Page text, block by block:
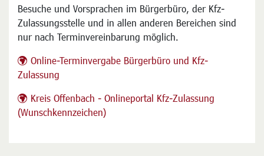
Besuche und Vorsprachen im Bürgerbüro, der Kfz-
Zulassungsstelle und in allen anderen Bereichen sind
nur nach Terminvereinbarung möglich.
Online-Terminvergabe Bürgerbüro und Kfz-
Zulassung
Kreis Offenbach - Onlineportal Kfz-Zulassung
(Wunschkennzeichen)